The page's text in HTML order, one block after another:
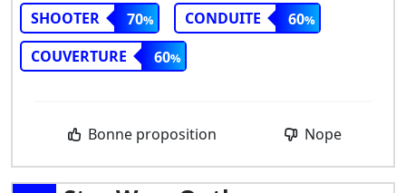
SHOOTER
70 CONDUITE
60
COUVERTURE
60
Bonne proposition Nope